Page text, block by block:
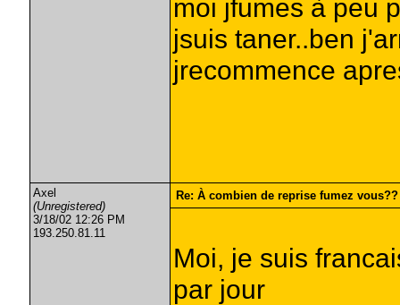
moi jfumes à peu
jsuis taner..ben
jrecommence
Axel
(Unregistered)
3/18/02 12:26 PM
193.250.81.11
Re: À combien de reprise fumez vous??
Moi, je suis
par jour